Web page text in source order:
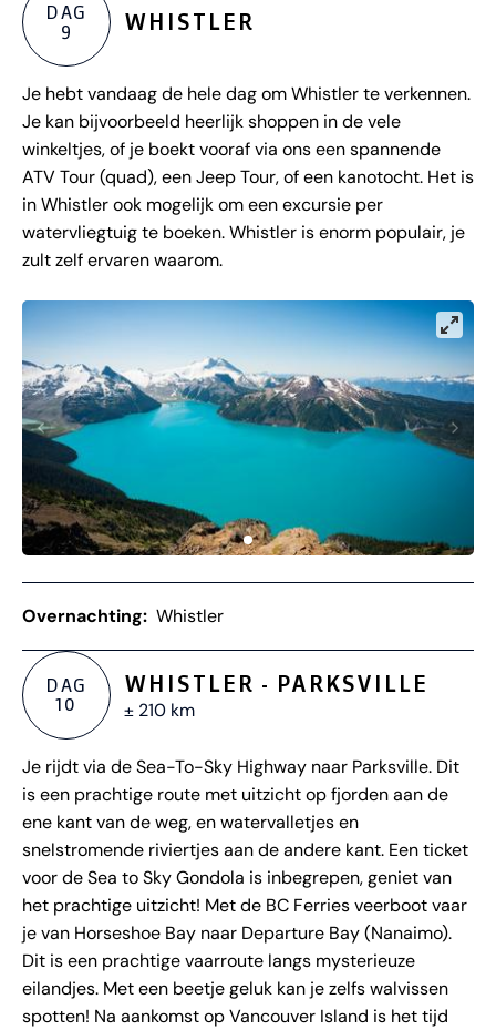
DAG
9
WHISTLER
Je hebt vandaag de hele dag om Whistler te verkennen.
Je kan bijvoorbeeld heerlijk shoppen in de vele
winkeltjes, of je boekt vooraf via ons een spannende
ATV Tour (quad), een Jeep Tour, of een kanotocht. Het is
in Whistler ook mogelijk om een excursie per
watervliegtuig te boeken. Whistler is enorm populair, je
zult zelf ervaren waarom.
Overnachting: Whistler
DAG
10
WHISTLER - PARKSVILLE
± 210 km
Je rijdt via de Sea-To-Sky Highway naar Parksville. Dit
is een prachtige route met uitzicht op fjorden aan de
ene kant van de weg, en watervalletjes en
snelstromende riviertjes aan de andere kant. Een ticket
voor de Sea to Sky Gondola is inbegrepen, geniet van
het prachtige uitzicht! Met de BC Ferries veerboot vaar
je van Horseshoe Bay naar Departure Bay (Nanaimo).
Dit is een prachtige vaarroute langs mysterieuze
eilandjes. Met een beetje geluk kan je zelfs walvissen
spotten! Na aankomst op Vancouver Island is het tijd